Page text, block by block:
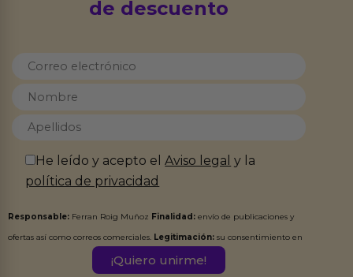
de descuento
He leído y acepto elAviso legal y la
política de privacidad
Responsable: Ferran Roig Muñoz Finalidad: envío de publicaciones y
ofertas así como correos comerciales. Legitimación: su consentimiento en
Destinatarios:Ferran Roig Muñoz. Podrás ejercer tus